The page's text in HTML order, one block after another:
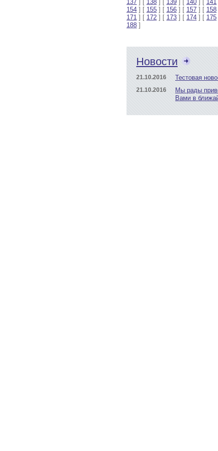
137 138 139 140 141
154 ] [ 155 ] [ 156 ] [ 157 ] [ 158
171 ] [ 172 ] [ 173 ] [ 174 ] [ 175
188 ]
Новости
21.10.2016 Тестовая
21.10.2016
Мы рады
Вами в